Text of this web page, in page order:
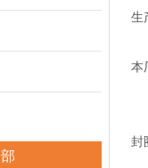
生
本
封